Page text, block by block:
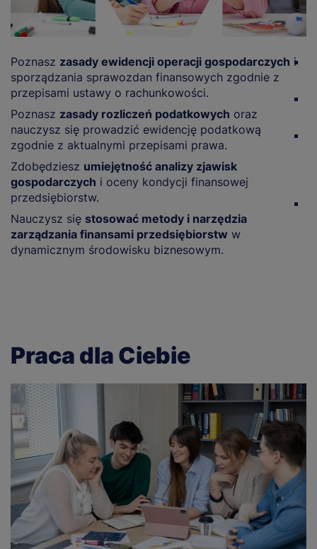
Poznasz zasady ewidencji operacji gospodarczych i
sporządzania sprawozdan finansowych zgodnie z
przepisami ustawy o rachunkowości.
Poznasz zasady rozliczeń podatkowych oraz
nauczysz się prowadzić ewidencję podatkową
zgodnie z aktualnymi przepisami prawa.
Zdobędziesz umiejętność analizy zjawisk
gospodarczych i oceny kondycji finansowej
przedsiębiorstw.
Nauczysz się stosować metody i narzędzia
zarządzania finansami przedsiębiorstw w
dynamicznym środowisku biznesowym.
Praca dla Ciebie